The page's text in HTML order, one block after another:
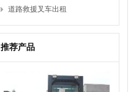
道路救援叉车出租
推荐产品